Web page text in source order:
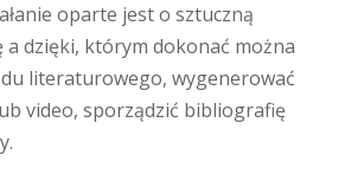
oparte jest o sztuczną
a dzięki, którym dokonać można
literaturowego, wygenerować
video, sporządzić bibliografię